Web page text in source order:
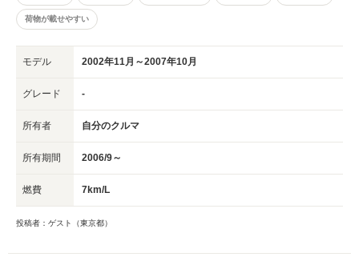
荷物が載せやすい
モデル 2002年11月～2007年10月
グレード -
所有者 自分のクルマ
所有期間 2006/9～
燃費 7km/L
投稿者：ゲスト（東京都）